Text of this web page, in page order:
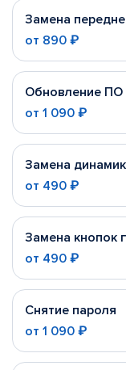
Замена
от 890 ₽
Обновление ПО
от 1 090 ₽
Замена
от 490 ₽
Замена кнопок
от 490 ₽
Снятие пароля
от 1 090 ₽